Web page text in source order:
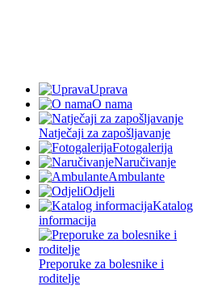
Uprava
O nama
Natječaji za zapošljavanje
Fotogalerija
Naručivanje
Ambulante
Odjeli
Katalog
informacija
Preporuke za bolesnike i
roditelje